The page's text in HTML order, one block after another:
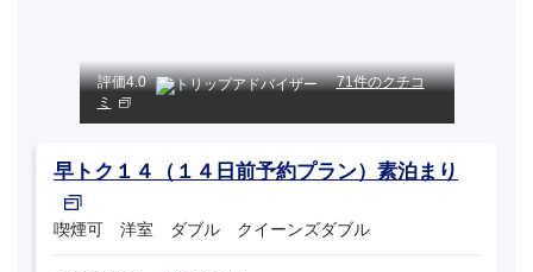
評価4.0
71件のクチコ
ミ
早トク１４（１４日前予約プラン）素泊まり
喫煙可 洋室 ダブル クイーンズダブル